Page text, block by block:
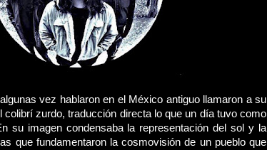
vez hablaron en el México antiguo llamaron a su
colibrí zurdo, traducción directa lo que un día tuvo como
su imagen condensaba la representación del sol y la
que fundamentaron la cosmovisión de un pueblo que